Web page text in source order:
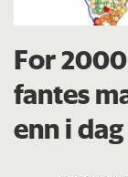
For
fantes
enn i dag